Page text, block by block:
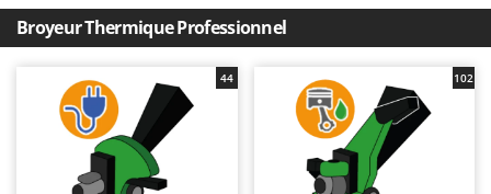
Accessoires pour tracteurs tondeuses autoportés
Aérateurs Scarificateurs pour gazon
Arracheuses de pommes de terre pour tracteur
Aspirateurs - Balais Électriques
Aspirateurs à cendres
Aspirateurs à feuilles sur roues
AgriEuro Premium
AgriEuro TOP-LINE
AGT
Aima
Airmec
AL-KO
Broyeur Thermique Professionnel
44 102